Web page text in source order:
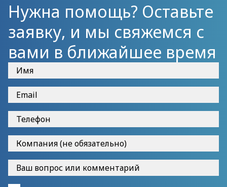
Нужна помощь? Оставьте
заявку, и мы свяжемся с
вами в ближайшее время